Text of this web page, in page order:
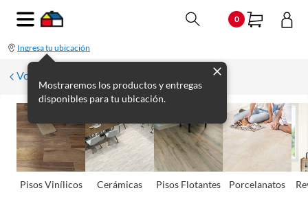
0
Ingresa tu ubicación
Mostraremos los productos y entregas
disponibles para tu ubicación.
Volver
Pisos Viní­licos Cerámicas Pisos Flotantes Porcelanatos